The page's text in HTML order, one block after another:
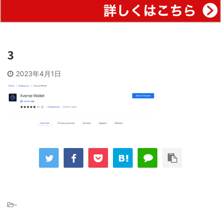
3
2023年4月1日
-